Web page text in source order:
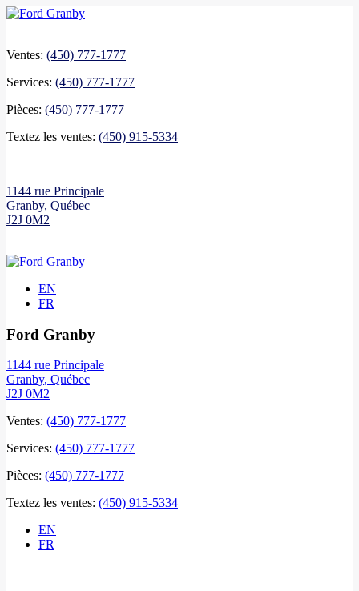
Ventes: (450) 777-1777
Services: (450) 777-1777
Pièces: (450) 777-1777
Textez les ventes: (450) 915-5334
1144 rue Principale
Granby, Québec
J2J 0M2
EN
FR
Ford Granby
1144 rue Principale
Granby, Québec
J2J 0M2
Ventes: (450) 777-1777
Services: (450) 777-1777
Pièces: (450) 777-1777
Textez les ventes: (450) 915-5334
EN
FR